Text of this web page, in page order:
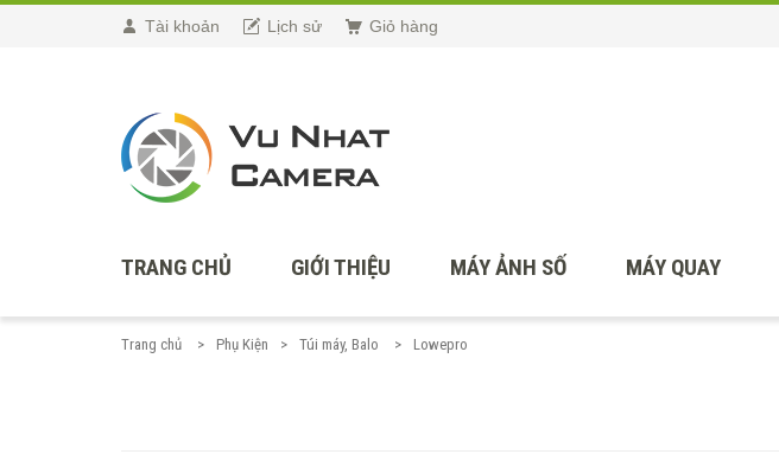
Tài khoản Lịch sử Giỏ hàng
TRANG CHỦ GIỚI THIỆU MÁY ẢNH SỐ MÁY QUAY
Trang chủ Phụ Kiện Túi máy, Balo Lowepro